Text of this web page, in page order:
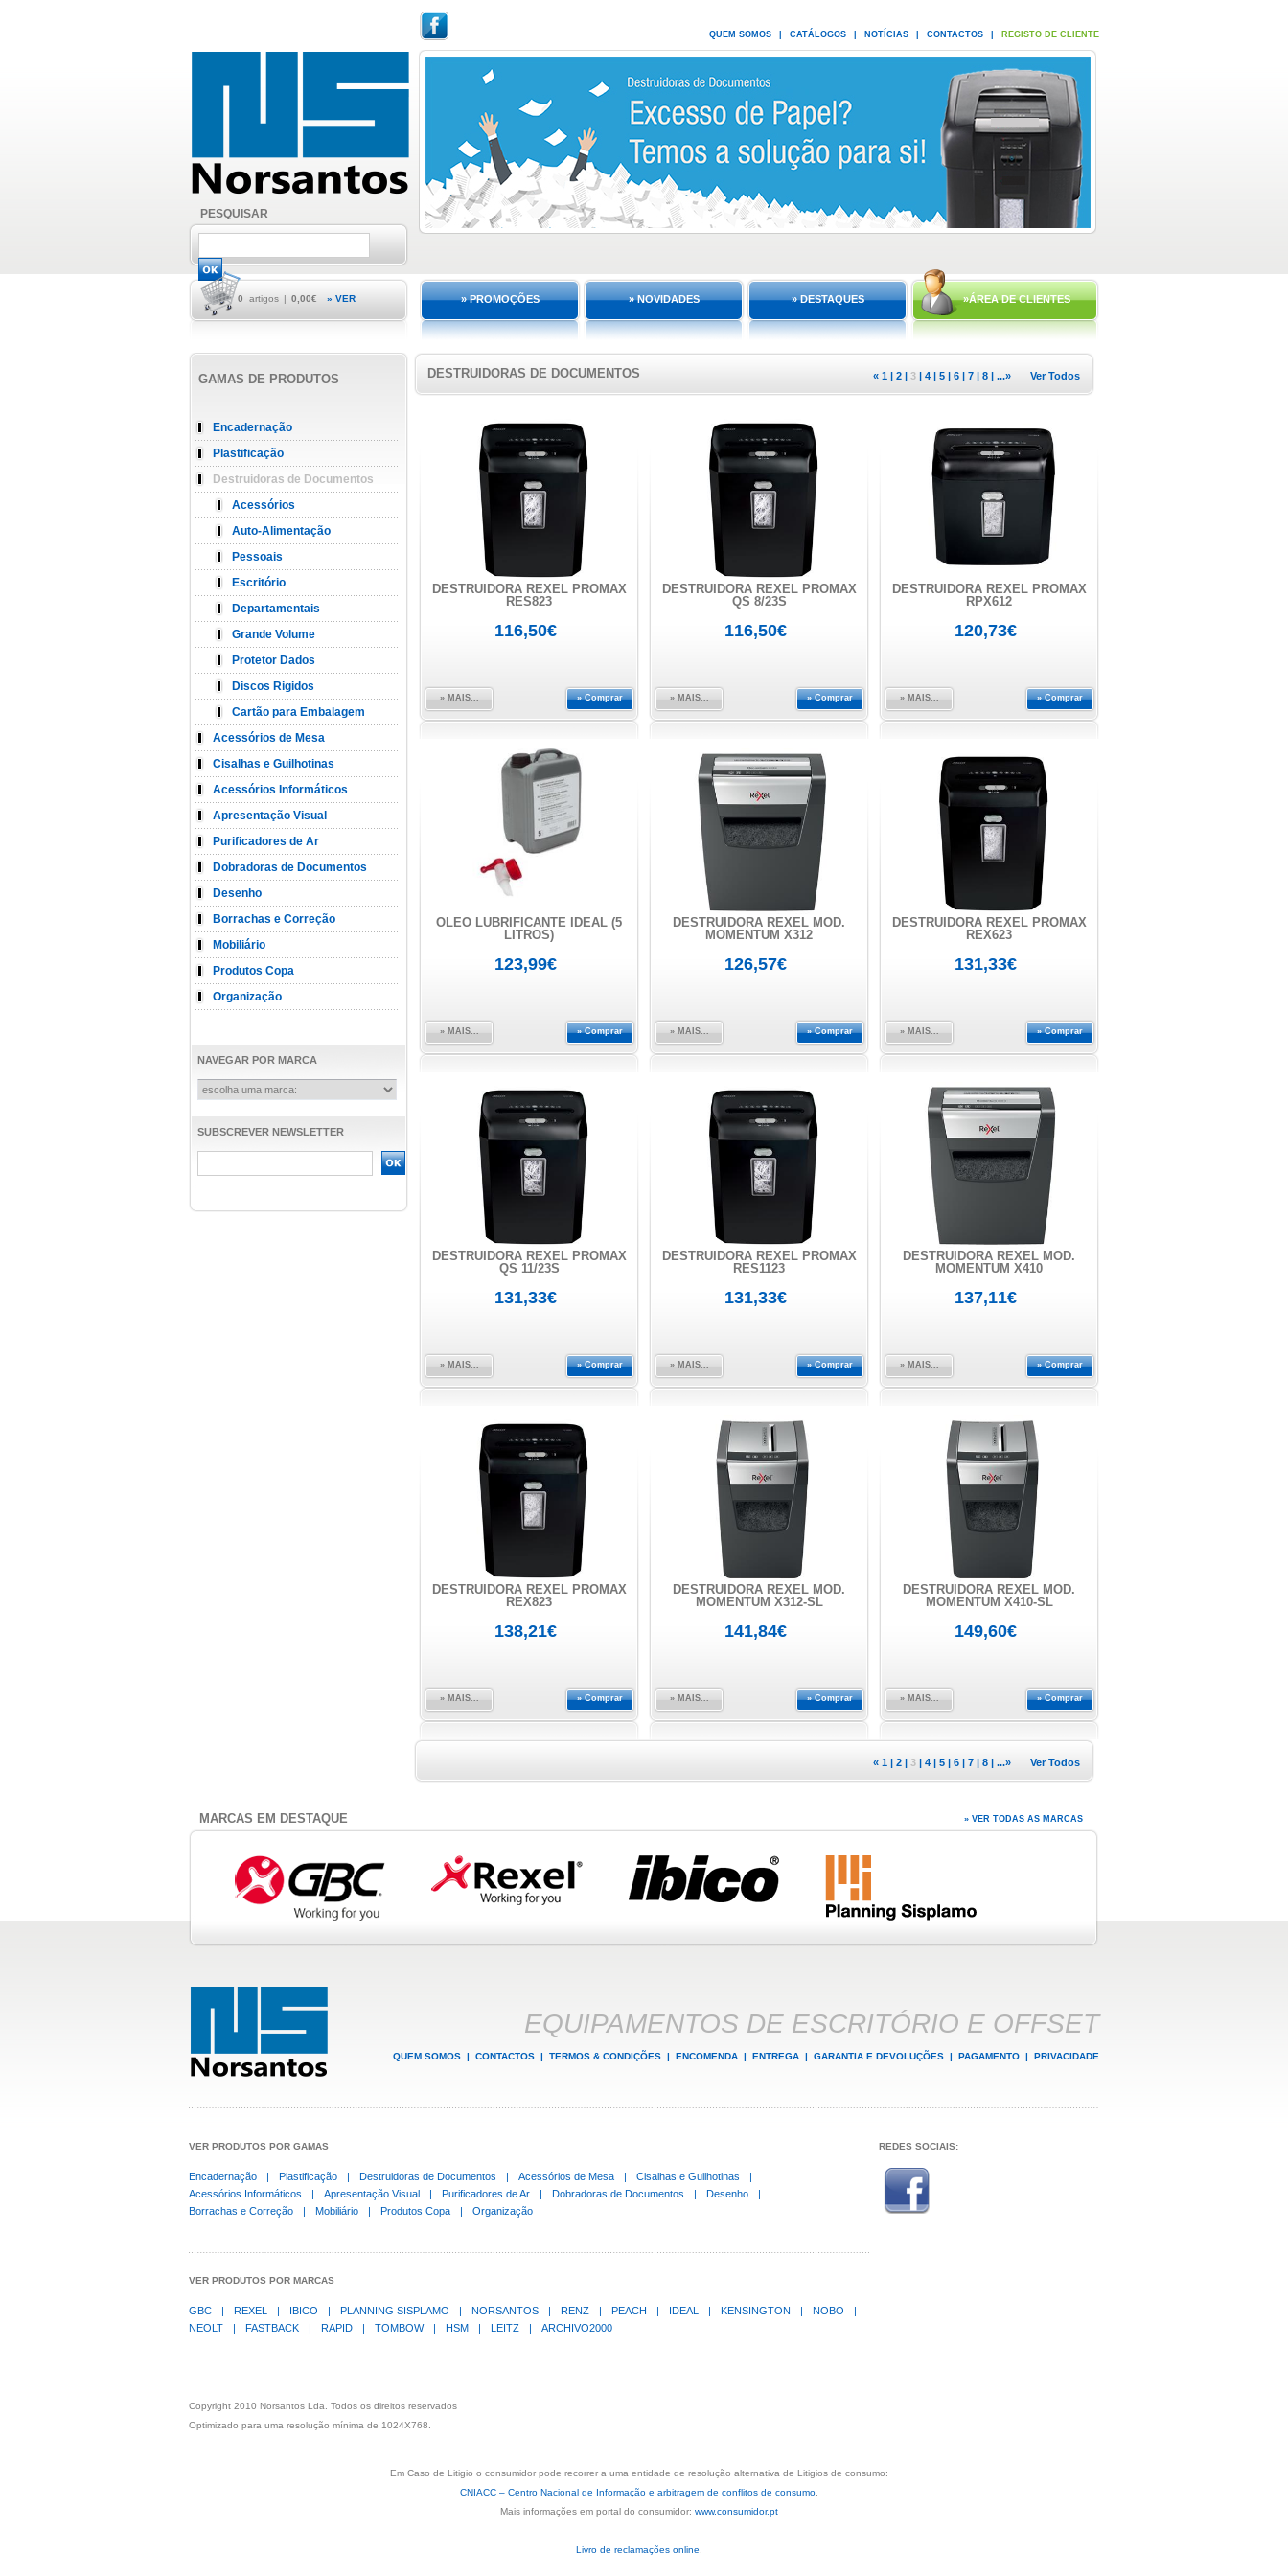
PESQUISAR
QUEM SOMOS CATÁLOGOS NOTÍCIAS CONTACTOS REGISTO DE CLIENTE
0 artigos | 0,00€ » VER » PROMOÇÕES » NOVIDADES » DESTAQUES »ÁREA DE CLIENTES
GAMAS DE PRODUTOS
Encadernação
Plastificação
Destruidoras de Documentos
Acessórios
Auto-Alimentação
Pessoais
Escritório
Departamentais
Grande Volume
Protetor Dados
Discos Rigidos
Cartão para Embalagem
Acessórios de Mesa
Cisalhas e Guilhotinas
Acessórios Informáticos
Apresentação Visual
Purificadores de Ar
Dobradoras de Documentos
Desenho
Borrachas e Correção
Mobiliário
Produtos Copa
Organização
NAVEGAR POR MARCA
SUBSCREVER NEWSLETTER
DESTRUIDORAS DE DOCUMENTOS « 1 | 2 | 3 | 4 | 5 | 6 | 7 | 8 | ...» Ver Todos
DESTRUIDORA REXEL PROMAX
RES823
116,50€
» Comprar
» MAIS...
DESTRUIDORA REXEL PROMAX
QS 8/23S
116,50€
» Comprar
» MAIS...
DESTRUIDORA REXEL PROMAX
RPX612
120,73€
» Comprar
» MAIS...
OLEO LUBRIFICANTE IDEAL (5
LITROS)
123,99€
» Comprar
» MAIS...
DESTRUIDORA REXEL MOD.
MOMENTUM X312
126,57€
» Comprar
» MAIS...
DESTRUIDORA REXEL PROMAX
REX623
131,33€
» Comprar
» MAIS...
DESTRUIDORA REXEL PROMAX
QS 11/23S
131,33€
» Comprar
» MAIS...
DESTRUIDORA REXEL PROMAX
RES1123
131,33€
» Comprar
» MAIS...
DESTRUIDORA REXEL MOD.
MOMENTUM X410
137,11€
» Comprar
» MAIS...
DESTRUIDORA REXEL PROMAX
REX823
138,21€
» Comprar
» MAIS...
DESTRUIDORA REXEL MOD.
MOMENTUM X312-SL
141,84€
» Comprar
» MAIS...
DESTRUIDORA REXEL MOD.
MOMENTUM X410-SL
149,60€
» Comprar
» MAIS...
« 1 | 2 | 3 | 4 | 5 | 6 | 7 | 8 | ...» Ver Todos
MARCAS EM DESTAQUE » VER TODAS AS MARCAS
EQUIPAMENTOS DE ESCRITÓRIO E OFFSET
QUEM SOMOS | CONTACTOS | TERMOS & CONDIÇÕES | ENCOMENDA | ENTREGA | GARANTIA E DEVOLUÇÕES | PAGAMENTO | PRIVACIDADE
VER PRODUTOS POR GAMAS
Encadernação | Plastificação | Destruidoras de Documentos | Acessórios de Mesa | Cisalhas e Guilhotinas
|
Acessórios Informáticos
| Apresentação Visual | Purificadores de Ar | Dobradoras de Documentos | Desenho
|
Borrachas e Correção
| Mobiliário | Produtos Copa | Organização
VER PRODUTOS POR MARCAS
GBC | REXEL | IBICO | PLANNING SISPLAMO | NORSANTOS | RENZ | PEACH | IDEAL | KENSINGTON | NOBO
|
NEOLT
| FASTBACK | RAPID | TOMBOW | HSM | LEITZ | ARCHIVO2000
REDES SOCIAIS:
Copyright 2010 Norsantos Lda. Todos os direitos reservados
Optimizado para uma resolução mínima de 1024X768.
Em Caso de Litigio o consumidor pode recorrer a uma entidade de resolução alternativa de Litigios de consumo:
CNIACC – Centro Nacional de Informação e arbitragem de conflitos de consumo
Mais informações em portal do consumidor: www.consumidor.pt
Livro de reclamações online